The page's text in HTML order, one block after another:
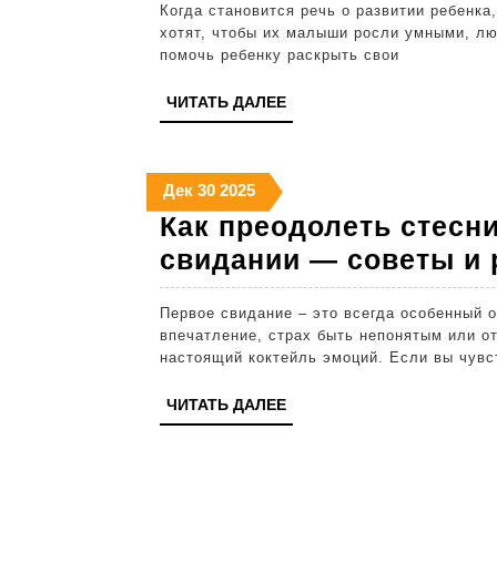
Когда становится речь о развитии ребенка, вопросы возникают почти сразу. Все родители
хотят, чтобы их малыши росли умными,
помочь ребенку раскрыть свои
ЧИТАТЬ ДАЛЕЕЧИТАТЬ
ДАЛЕЕ
Дек30
декабря
2025
3030
декабря
2025
202530
декабря
2025
Как преодолеть
свидании — советы и
Первое свидание – это всегда особенный опыт. Волнение, желание произвести хорошее
впечатление, страх быть непонятым или
настоящий коктейль эмоций. Если вы
ЧИТАТЬ ДАЛЕЕЧИТАТЬ
ДАЛЕЕ